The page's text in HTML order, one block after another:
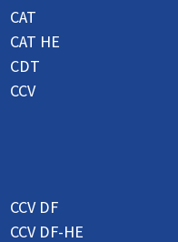
CAT
CAT HE
CDT
CCV
CCV DF
CCV DF-HE